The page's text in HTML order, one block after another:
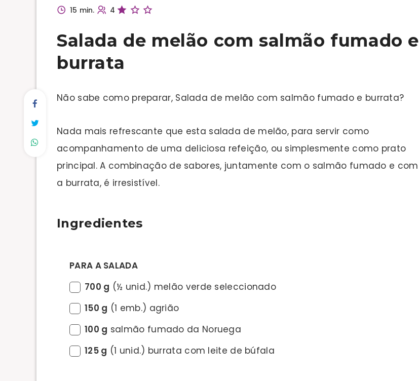
15 min. 4
Salada de melão com salmão fumado e
burrata
Não sabe como preparar, Salada de melão com salmão fumado e burrata?
Nada mais refrescante que esta salada de melão, para servir como
acompanhamento de uma deliciosa refeição, ou simplesmente como prato
principal. A combinação de sabores, juntamente com o salmão fumado e com
a burrata, é irresistível.
Ingredientes
PARA A SALADA
700 g (½ unid.) melão verde seleccionado
150 g (1 emb.) agrião
100 g salmão fumado da Noruega
125 g (1 unid.) burrata com leite de búfala